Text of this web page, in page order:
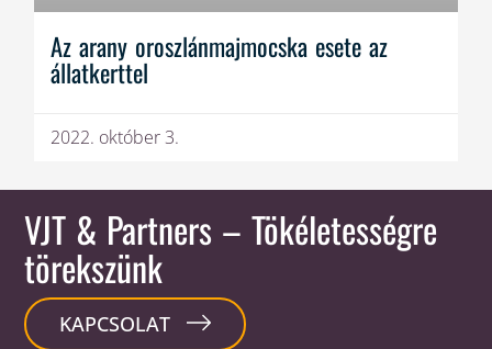
Az arany oroszlánmajmocska esete az
állatkerttel
2022. október 3.
VJT & Partners – Tökéletességre
törekszünk
KAPCSOLAT